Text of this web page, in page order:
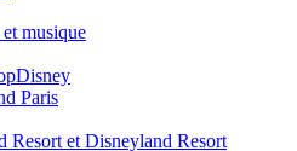
musique
Paris
Resort et Disneyland Resort